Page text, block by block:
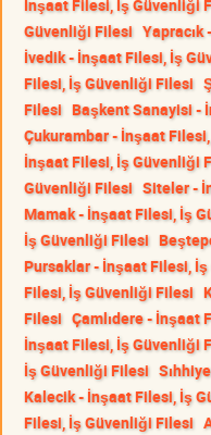
İnşaat Filesi, İş Güvenliği
Güvenliği Filesi
İvedik - İnşaat Filesi, İş
Filesi, İş Güvenliği Filesi
Filesi Başkent Sanayisi -
Çukurambar - İnşaat
İnşaat Filesi, İş Güvenliği
Güvenliği Filesi Siteler -
Mamak - İnşaat Filesi, İş
İş Güvenliği Filesi
Pursaklar - İnşaat Filesi,
Filesi, İş Güvenliği Filesi
Filesi Çamlıdere - İnşaat
İnşaat Filesi, İş Güvenliği
İş Güvenliği Filesi
Kalecik - İnşaat Filesi, İş
Filesi, İş Güvenliği Filesi